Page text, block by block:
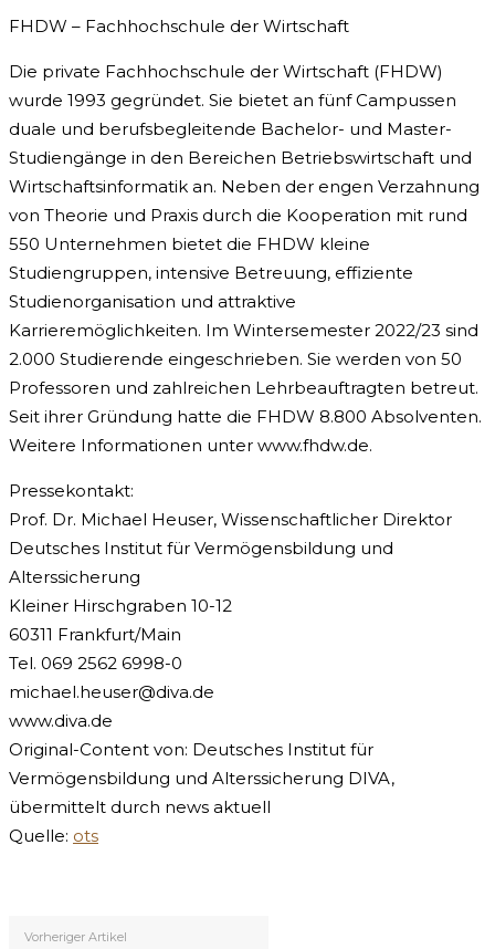
FHDW – Fachhochschule der Wirtschaft
Die private Fachhochschule der Wirtschaft (FHDW)
wurde 1993 gegründet. Sie bietet an fünf Campussen
duale und berufsbegleitende Bachelor- und Master-
Studiengänge in den Bereichen Betriebswirtschaft und
Wirtschaftsinformatik an. Neben der engen Verzahnung
von Theorie und Praxis durch die Kooperation mit rund
550 Unternehmen bietet die FHDW kleine
Studiengruppen, intensive Betreuung, effiziente
Studienorganisation und attraktive
Karrieremöglichkeiten. Im Wintersemester 2022/23 sind
2.000 Studierende eingeschrieben. Sie werden von 50
Professoren und zahlreichen Lehrbeauftragten betreut.
Seit ihrer Gründung hatte die FHDW 8.800 Absolventen.
Weitere Informationen unter www.fhdw.de.
Pressekontakt:
Prof. Dr. Michael Heuser, Wissenschaftlicher Direktor
Deutsches Institut für Vermögensbildung und
Alterssicherung
Kleiner Hirschgraben 10-12
60311 Frankfurt/Main
Tel. 069 2562 6998-0
michael.heuser@diva.de
www.diva.de
Original-Content von: Deutsches Institut für
Vermögensbildung und Alterssicherung DIVA,
übermittelt durch news aktuell
Quelle: ots
Vorheriger Artikel